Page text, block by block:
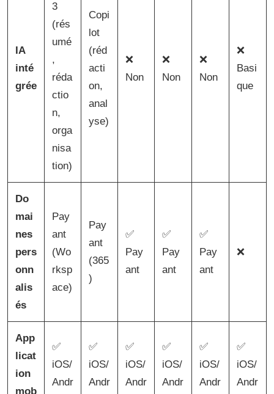
IA
inté
grée
3
(rés
umé
,
réda
ctio
n,
orga
nisa
tion)
Copi
lot
(réd
acti
on,
anal
yse)
❌
Non
❌
Non
❌
Non
❌
Basi
que
Do
mai
nes
pers
onn
alis
és
Pay
ant
(Wo
rksp
ace)
Pay
ant
(365
)
✅
Pay
ant
✅
Pay
ant
✅
Pay
ant
❌
App
licat
ion
mob
✅
iOS/
Andr
✅
iOS/
Andr
✅
iOS/
Andr
✅
iOS/
Andr
✅
iOS/
Andr
✅
iOS/
Andr